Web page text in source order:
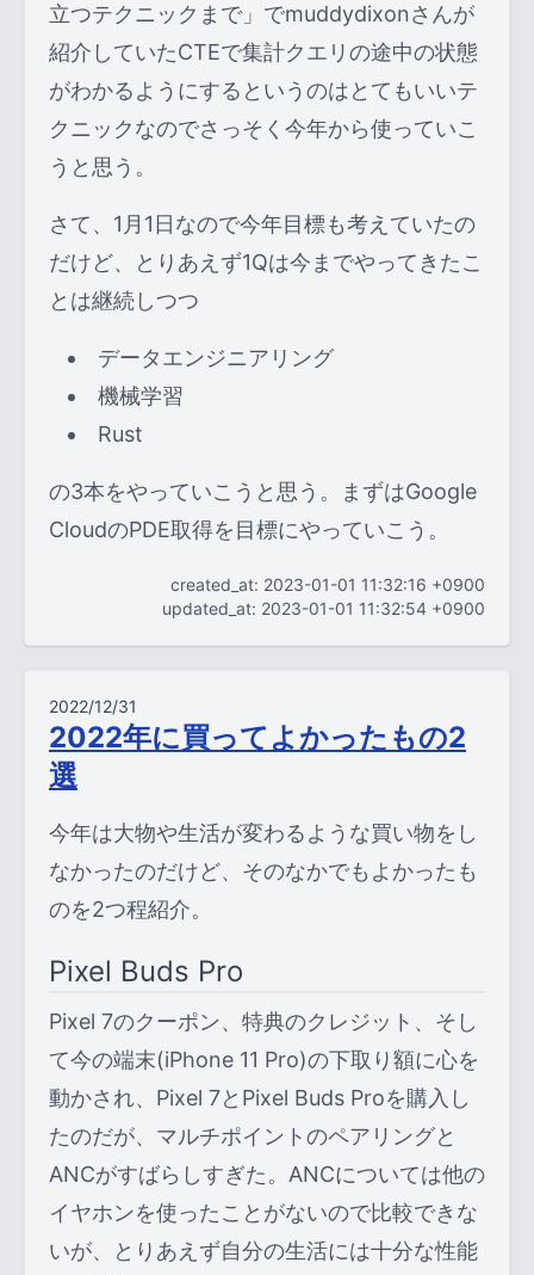
立つテクニックまで」でmuddydixonさんが
紹介していたCTEで集計クエリの途中の状態
がわかるようにするというのはとてもいいテ
クニックなのでさっそく今年から使っていこ
うと思う。
さて、1月1日なので今年目標も考えていたの
だけど、とりあえず1Qは今までやってきたこ
とは継続しつつ
データエンジニアリング
機械学習
Rust
の3本をやっていこうと思う。まずはGoogle
CloudのPDE取得を目標にやっていこう。
created_at: 2023-01-01 11:32:16 +0900
updated_at: 2023-01-01 11:32:54 +0900
2022/12/31
2022年に買ってよかったもの2
選
今年は大物や生活が変わるような買い物をし
なかったのだけど、そのなかでもよかったも
のを2つ程紹介。
Pixel Buds Pro
Pixel 7のクーポン、特典のクレジット、そし
て今の端末(iPhone 11 Pro)の下取り額に心を
動かされ、Pixel 7とPixel Buds Proを購入し
たのだが、マルチポイントのペアリングと
ANCがすばらしすぎた。ANCについては他の
イヤホンを使ったことがないので比較できな
いが、とりあえず自分の生活には十分な性能